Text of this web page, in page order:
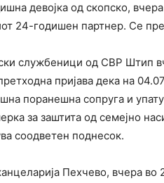
девојка од скопско,
24-годишен партнер. Се
службеници од СВР Штип
пријава дека на
поранешна сопруга и
за заштита од семејно
соодветен поднесок.
Пехчево, вчера